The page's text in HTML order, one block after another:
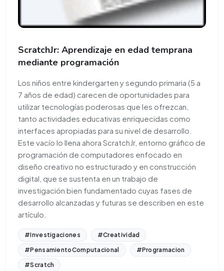
ScratchJr: Aprendizaje en edad temprana
mediante programación
Los niños entre kindergarten y segundo primaria (5 a
7 años de edad) carecen de oportunidades para
utilizar tecnologías poderosas que les ofrezcan,
tanto actividades educativas enriquecidas como
interfaces apropiadas para su nivel de desarrollo.
Este vacío lo llena ahora ScratchJr, entorno gráfico de
programación de computadores enfocado en
diseño creativo no estructurado y en construcción
digital, que se sustenta en un trabajo de
investigación bien fundamentado cuyas fases de
desarrollo alcanzadas y futuras se describen en este
artículo.
#Investigaciones
#Creatividad
#PensamientoComputacional
#Programacion
#Scratch